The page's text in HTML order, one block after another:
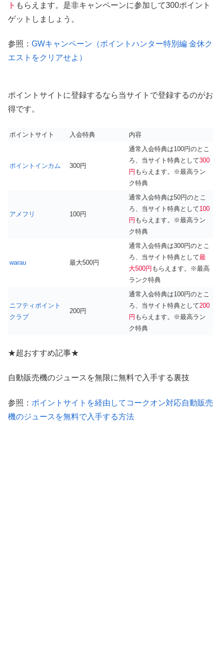
ト もらえます。是非キャンペーンに参加して300ポイント
ゲットしましょう。
参照： GWキャンペーン（ポイントハンター特別編 金休ク
エストをクリアせよ）
ポイントサイトに登録するなら当サイトで登録するのがお
得です。
ポイントサイト 入会特典 内容
ポイントインカム 300円
通常入会特典は100円のとこ
ろ、当サイト特典として300
円 もらえます。※最高ラン
ク特典
アメフリ 100円
通常入会特典は50円のとこ
ろ、当サイト特典として100
円 もらえます。※最高ラン
ク特典
warau 最大500円
通常入会特典は300円のとこ
ろ、当サイト特典として最
大500円 もらえます。※最高
ランク特典
ニフティポイント
クラブ
200円
通常入会特典は100円のとこ
ろ、当サイト特典として200
円 もらえます。※最高ラン
ク特典
★超おすすめ記事★
自動販売機のジュースを無限に無料で入手する裏技
参照： ポイントサイトを経由してコークオン対応自動販売
機のジュースを無料で入手する方法